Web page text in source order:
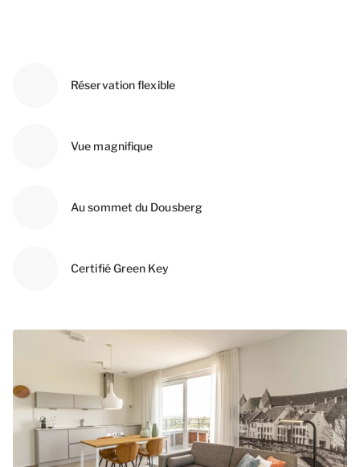
Réservation flexible
Vue magnifique
Au sommet du Dousberg
Certifié Green Key